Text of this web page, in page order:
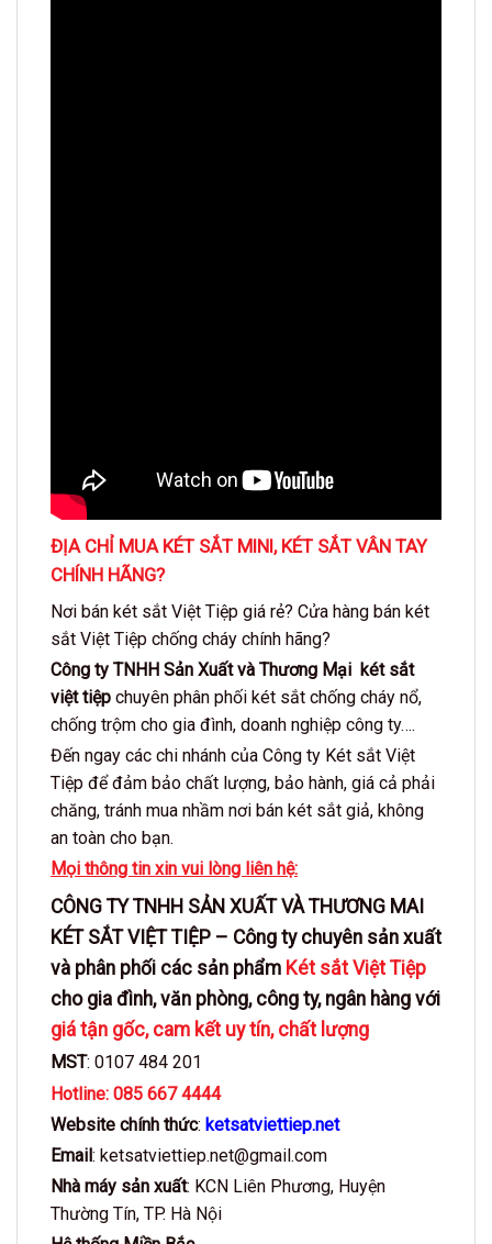
ĐỊA CHỈ MUA KÉT SẮT MINI, KÉT SẮT VÂN TAY
CHÍNH HÃNG?
Nơi bán két sắt Việt Tiệp giá rẻ? Cửa hàng bán két
sắt Việt Tiệp chống cháy chính hãng?
Công ty TNHH Sản Xuất và Thương Mại két sắt
việt tiệp chuyên phân phối két sắt chống cháy nổ,
chống trộm cho gia đình, doanh nghiệp công ty….
Đến ngay các chi nhánh của Công ty Két sắt Việt
Tiệp để đảm bảo chất lượng, bảo hành, giá cả phải
chăng, tránh mua nhầm nơi bán két sắt giả, không
an toàn cho bạn.
Mọi thông tin xin vui lòng liên hệ:
CÔNG TY TNHH SẢN XUẤT VÀ THƯƠNG MAI
KÉT SẮT VIỆT TIỆP – Công ty chuyên sản xuất
và phân phối các sản phẩm Két sắt Việt Tiệp
cho gia đình, văn phòng, công ty, ngân hàng với
giá tận gốc, cam kết uy tín, chất lượng
MST: 0107 484 201
Hotline: 085 667 4444
Website chính thức: ketsatviettiep.net
Email: ketsatviettiep.net@gmail.com
Nhà máy sản xuất: KCN Liên Phương, Huyện
Thường Tín, TP. Hà Nội